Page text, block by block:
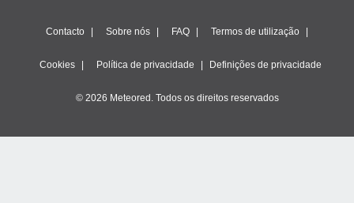
Contacto Sobre nós FAQ Termos de utilização
Cookies Política de privacidade Definições de privacidade
© 2026 Meteored. Todos os direitos reservados